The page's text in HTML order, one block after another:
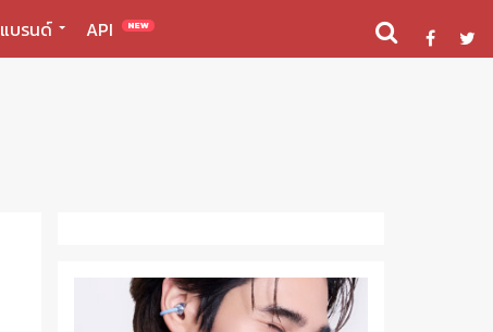
แบรนด์ API NEW